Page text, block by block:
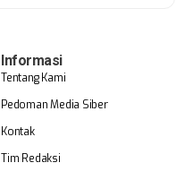
Informasi
Tentang Kami
Pedoman Media Siber
Kontak
Tim Redaksi